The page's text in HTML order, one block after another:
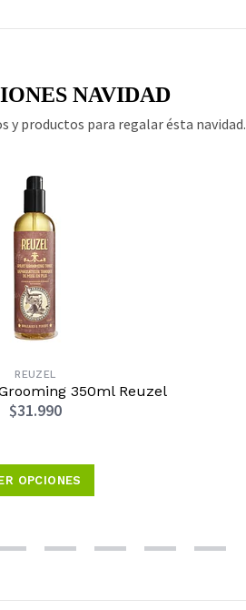
NAVIDAD
y productos para regalar ésta navidad.
REUZEL
350ml Reuzel
$31.990
OPCIONES